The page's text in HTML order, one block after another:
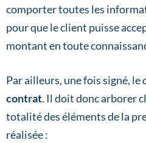
comporter toutes les
pour que le client puisse
montant en toute
Par ailleurs, une fois signé, le
contrat. Il doit donc arborer
totalité des éléments de la
réalisée :